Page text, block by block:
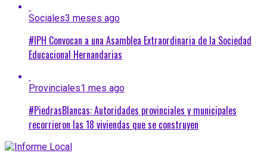
Sociales3 meses ago
#IPH Convocan a una Asamblea Extraordinaria de la Sociedad
Educacional Hernandarias
Provinciales1 mes ago
#PiedrasBlancas: Autoridades provinciales y municipales
recorrieron las 18 viviendas que se construyen